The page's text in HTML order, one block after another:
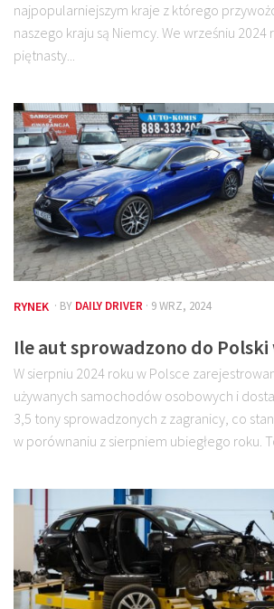
najpopularniejszym kraje z którego
naszego kraju są Niemcy. We wrześniu
piętnasty...
RYNEK · BY DAILY DRIVER · 9 WRZ, 2024
Ile aut sprowadzono do Polski
W sierpniu 2024 roku w Polsce
używanych samochodów osobowych i
3,5 tony sprowadzonych z zagranicy, co
w porównaniu z sierpniem ubiegłego roku.